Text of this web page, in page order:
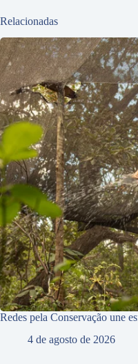
Relacionadas
Redes pela Conservação une
4 de agosto de 2026